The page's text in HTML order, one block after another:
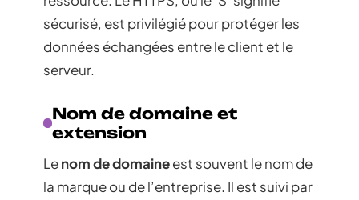
sécurisé, est privilégié pour protéger les
données échangées entre le client et le
serveur.
Nom de domaine et
extension
Lenom de domaineest souvent le nom de
la marque ou de l’entreprise. Il est suivi par